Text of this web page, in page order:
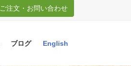
ご注文・お問い合わせ
ブログ English